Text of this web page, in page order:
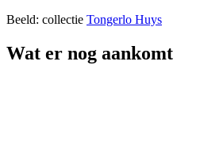
Beeld: collectie Tongerlo Huys
Wat er nog aankomt